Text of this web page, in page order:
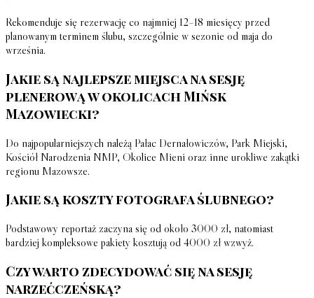
Rekomenduje się rezerwację co najmniej 12–18 miesięcy przed
planowanym terminem ślubu, szczególnie w sezonie od maja do
września.
Jakie są najlepsze miejsca na sesję
plenerową w okolicach Mińsk
Mazowiecki?
Do najpopularniejszych należą Pałac Dernałowiczów, Park Miejski,
Kościół Narodzenia NMP, Okolice Mieni oraz inne urokliwe zakątki
regionu Mazowsze.
Jakie są koszty fotografa ślubnego?
Podstawowy reportaż zaczyna się od około 3000 zł, natomiast
bardziej kompleksowe pakiety kosztują od 4000 zł wzwyż.
Czy warto zdecydować się na sesję
narzećczeńską?